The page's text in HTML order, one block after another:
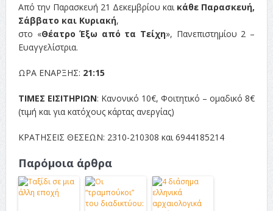
Από την Παρασκευή 21 Δεκεμβρίου και κάθε Παρασκευή,
Σάββατο και Κυριακή,
στο «Θέατρο Έξω από τα Τείχη», Πανεπιστημίου 2 –
Ευαγγελίστρια.
ΩΡΑ ΕΝΑΡΞΗΣ: 21:15
ΤΙΜΕΣ ΕΙΣΙΤΗΡΙΩΝ: Κανονικό 10€, Φοιτητικό – ομαδικό 8€
(τιμή και για κατόχους κάρτας ανεργίας)
ΚΡΑΤΗΣΕΙΣ ΘΕΣΕΩΝ: 2310-210308 και 6944185214
Παρόμοια άρθρα